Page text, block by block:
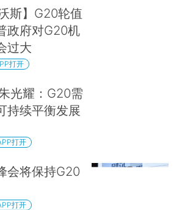
斯】G20轮值
政府对G20机
过大
打开
光耀：G20需
持续平衡发展
打开
会将保持G20
打开